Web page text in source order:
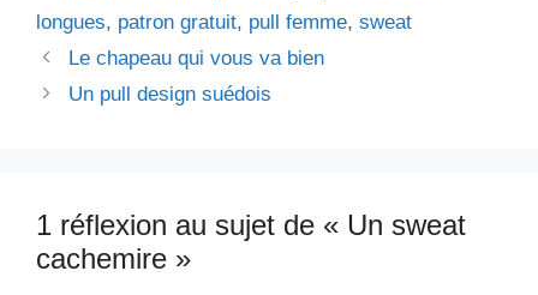
longues, patron gratuit, pull femme, sweat
Le chapeau qui vous va bien
Un pull design suédois
1 réflexion au sujet de « Un sweat
cachemire »